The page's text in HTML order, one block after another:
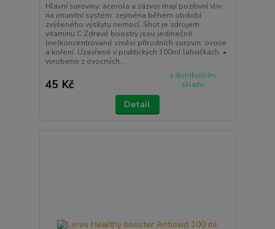
Hlavní suroviny: acerola a zázvor mají pozitivní vliv
na imunitní systém, zejména během období
zvýšeného výskytu nemocí. Shot je zdrojem
vitaminu C.Zdravé boostry jsou jedinečné
(ne)koncentrované směsi přírodních surovin: ovoce
a koření. Uzavřené v praktických 100ml lahvičkách. •
vyrobeno z ovocných...
45 Kč
v distribučním
skladu
Detail